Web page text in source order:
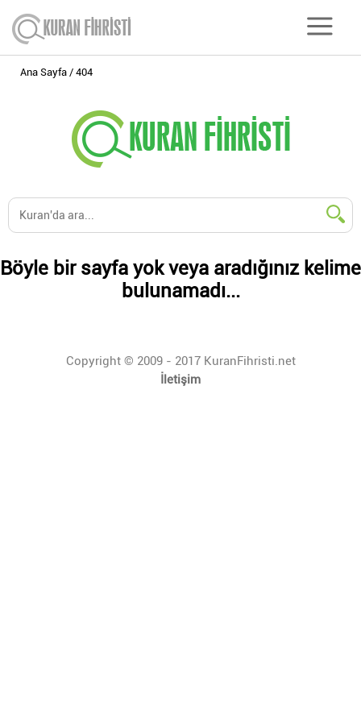
Ana Sayfa 404
Böyle bir sayfa yok veya aradığınız kelime
bulunamadı...
Copyright © 2009 - 2017 KuranFihristi.net
İletişim